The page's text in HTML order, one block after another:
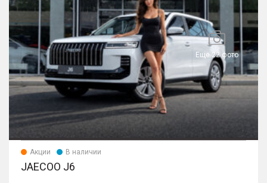
Еще 22 фото
Акции В наличии
JAECOO J6